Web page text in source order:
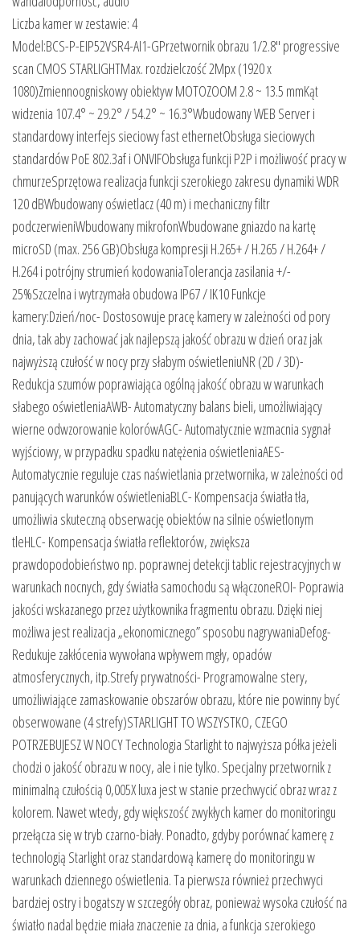
Liczba kamer w zestawie: 4
Model:BCS-P-EIP52VSR4-AI1-GPrzetwornik obrazu 1/2.8″ progressive
scan CMOS STARLIGHTMax. rozdzielczość 2Mpx (1920 x
1080)Zmiennoogniskowy obiektyw MOTOZOOM 2.8 ~ 13.5 mmKąt
widzenia 107.4° ~ 29.2° / 54.2° ~ 16.3°Wbudowany WEB Server i
standardowy interfejs sieciowy fast ethernetObsługa sieciowych
standardów PoE 802.3af i ONVIFObsługa funkcji P2P i możliwość pracy w
chmurzeSprzętowa realizacja funkcji szerokiego zakresu dynamiki WDR
120 dBWbudowany oświetlacz (40 m) i mechaniczny filtr
podczerwieniWbudowany mikrofonWbudowane gniazdo na kartę
microSD (max. 256 GB)Obsługa kompresji H.265+ / H.265 / H.264+ /
H.264 i potrójny strumień kodowaniaTolerancja zasilania +/-
25%Szczelna i wytrzymała obudowa IP67 / IK10 Funkcje
kamery:Dzień/noc- Dostosowuje pracę kamery w zależności od pory
dnia, tak aby zachować jak najlepszą jakość obrazu w dzień oraz jak
najwyższą czułość w nocy przy słabym oświetleniuNR (2D / 3D)-
Redukcja szumów poprawiająca ogólną jakość obrazu w warunkach
słabego oświetleniaAWB- Automatyczny balans bieli, umożliwiający
wierne odwzorowanie kolorówAGC- Automatycznie wzmacnia sygnał
wyjściowy, w przypadku spadku natężenia oświetleniaAES-
Automatycznie reguluje czas naświetlania przetwornika, w zależności od
panujących warunków oświetleniaBLC- Kompensacja światła tła,
umożliwia skuteczną obserwację obiektów na silnie oświetlonym
tleHLC- Kompensacja światła reflektorów, zwiększa
prawdopodobieństwo np. poprawnej detekcji tablic rejestracyjnych w
warunkach nocnych, gdy światła samochodu są włączoneROI- Poprawia
jakości wskazanego przez użytkownika fragmentu obrazu. Dzięki niej
możliwa jest realizacja „ekonomicznego” sposobu nagrywaniaDefog-
Redukuje zakłócenia wywołana wpływem mgły, opadów
atmosferycznych, itp.Strefy prywatności- Programowalne stery,
umożliwiające zamaskowanie obszarów obrazu, które nie powinny być
obserwowane (4 strefy)STARLIGHT TO WSZYSTKO, CZEGO
POTRZEBUJESZ W NOCY Technologia Starlight to najwyższa półka jeżeli
chodzi o jakość obrazu w nocy, ale i nie tylko. Specjalny przetwornik z
minimalną czułością 0,005X luxa jest w stanie przechwycić obraz wraz z
kolorem. Nawet wtedy, gdy większość zwykłych kamer do monitoringu
przełącza się w tryb czarno-biały. Ponadto, gdyby porównać kamerę z
technologią Starlight oraz standardową kamerę do monitoringu w
warunkach dziennego oświetlenia. Ta pierwsza również przechwyci
bardziej ostry i bogatszy w szczegóły obraz, ponieważ wysoka czułość na
światło nadal będzie miała znaczenie za dnia, a funkcja szerokiego